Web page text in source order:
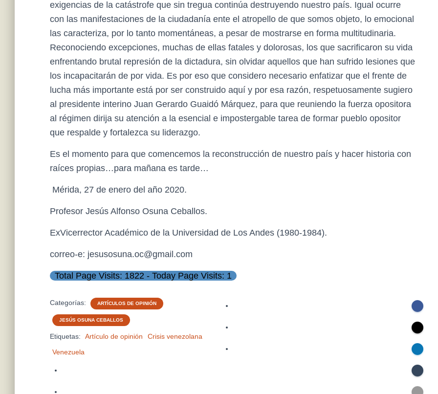
exigencias de la catástrofe que sin tregua continúa destruyendo nuestro país. Igual ocurre
con las manifestaciones de la ciudadanía ente el atropello de que somos objeto, lo emocional
las caracteriza, por lo tanto momentáneas, a pesar de mostrarse en forma multitudinaria.
Reconociendo excepciones, muchas de ellas fatales y dolorosas, los que sacrificaron su vida
enfrentando brutal represión de la dictadura, sin olvidar aquellos que han sufrido lesiones que
los incapacitarán de por vida. Es por eso que considero necesario enfatizar que el frente de
lucha más importante está por ser construido aquí y por esa razón, respetuosamente sugiero
al presidente interino Juan Gerardo Guaidó Márquez, para que reuniendo la fuerza opositora
al régimen dirija su atención a la esencial e impostergable tarea de formar pueblo opositor
que respalde y fortalezca su liderazgo.
Es el momento para que comencemos la reconstrucción de nuestro país y hacer historia con
raíces propias…para mañana es tarde…
Mérida, 27 de enero del año 2020.
Profesor Jesús Alfonso Osuna Ceballos.
ExVicerrector Académico de la Universidad de Los Andes (1980-1984).
correo-e: jesusosuna.oc@gmail.com
Total Page Visits: 1822 - Today Page Visits: 1
Categorías: ARTÍCULOS DE OPINIÓN
JESÚS OSUNA CEBALLOS
Etiquetas: Artículo de opinión
Crisis venezolana
Venezuela